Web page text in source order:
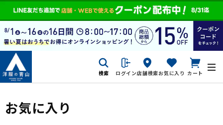
検索 ログイン店舗検索お気に入り カート
お気に入り